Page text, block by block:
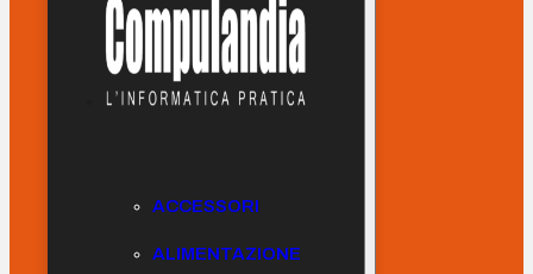
ACCESSORI
ALIMENTAZIONE